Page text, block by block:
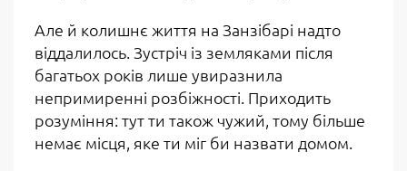
Але й колишнє життя на Занзібарі надто
віддалилось. Зустріч із земляками після
багатьох років лише увиразнила
непримиренні розбіжності. Приходить
розуміння: тут ти також чужий, тому більше
немає місця, яке ти міг би назвати домом.